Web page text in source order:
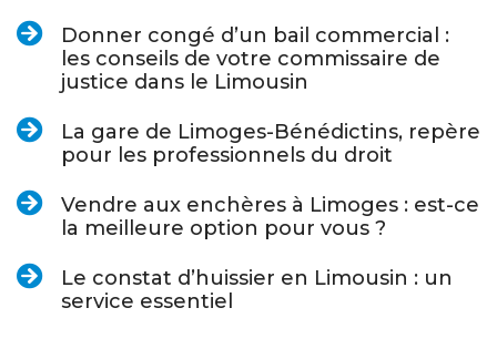
Donner congé d’un bail commercial :
les conseils de votre commissaire de
justice dans le Limousin
La gare de Limoges-Bénédictins, repère
pour les professionnels du droit
Vendre aux enchères à Limoges : est-ce
la meilleure option pour vous ?
Le constat d’huissier en Limousin : un
service essentiel